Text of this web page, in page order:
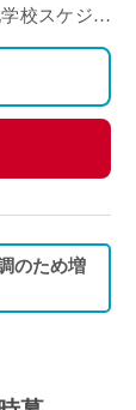
校スケジュ
のため増